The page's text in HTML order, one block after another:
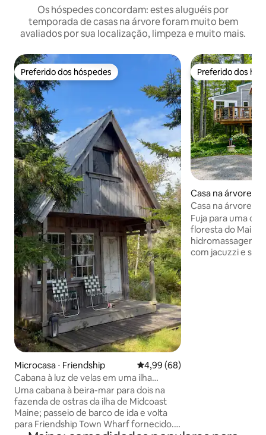
Os hóspedes concordam: estes aluguéis por
temporada de casas na árvore foram muito bem
avaliados por sua localização, limpeza e muito mais.
Preferido dos hóspedes
Preferido dos hóspedes
Microcasa ⋅ Friendship 4,99 de uma avaliação média
4,99 (68)
Cabana à luz de velas em uma ilha
isolada na costa de Midcoast
Uma cabana à beira-mar para dois na
fazenda de ostras da ilha de Midcoast
Maine; passeio de barco de ida e volta
para Friendship Town Wharf fornecido.
Preferido dos
Preferido dos
Casa na árvore ⋅
Casa na árvore
Harbor — luxo
Fuja para uma
floresta do Maine.
hidromassagem
com jacuzzi e